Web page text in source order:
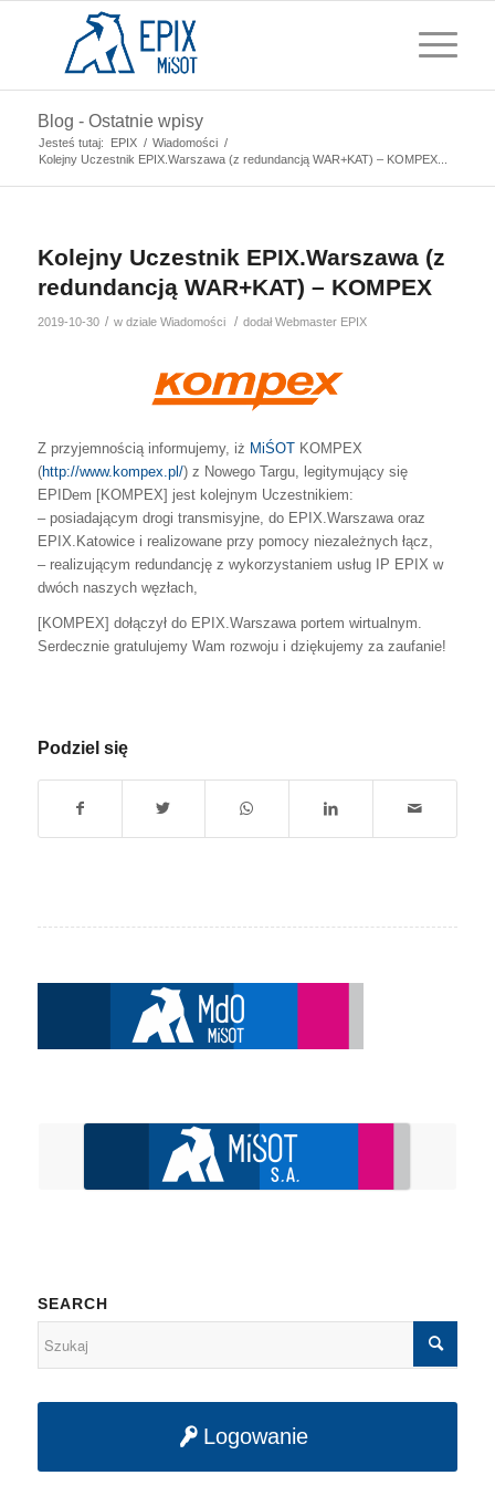
Blog - Ostatnie wpisy
Jesteś tutaj: EPIX / Wiadomości /
Kolejny Uczestnik EPIX.Warszawa (z redundancją WAR+KAT) – KOMPEX...
Kolejny Uczestnik EPIX.Warszawa (z
redundancją WAR+KAT) – KOMPEX
2019-10-30 / w dziale Wiadomości / dodałWebmaster EPIX
Z przyjemnością informujemy, iż MiŚOTKOMPEX
(http://www.kompex.pl/) z Nowego Targu, legitymujący się
EPIDem [KOMPEX] jest kolejnym Uczestnikiem:
– posiadającym drogi transmisyjne, do EPIX.Warszawa oraz
EPIX.Katowice i realizowane przy pomocy niezależnych łącz,
– realizującym redundancję z wykorzystaniem usług IP EPIX w
dwóch naszych węzłach,
[KOMPEX] dołączył do EPIX.Warszawa portem wirtualnym.
Serdecznie gratulujemy Wam rozwoju i dziękujemy za zaufanie!
Podziel się
SEARCH
Logowanie